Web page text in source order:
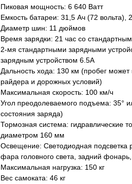
Пиковая мощность: 6 640 Ватт
Емкость батареи: 31,5 Ач (72
Диаметр шин: 11 дюймов
Время зарядки: 21 час со
2-мя стандартными зарядными
зарядным устройством 6.5А
Дальность хода: 130 км (пробег может
райдера и дорожных условий)
Максимальная скорость: 100 км/ч
Угол преодолеваемого подъема: 35°
состояния заряда)
Тормозная система: гидравлические
диаметром 160 мм
Освещение: Светодиодная подсветка
фара головного света, задний
Максимальная нагрузка: 150 кг
Вес самоката: 46 кг